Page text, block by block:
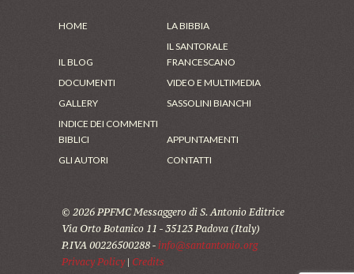
HOME LA BIBBIA
IL BLOG
IL SANTORALE
FRANCESCANO
DOCUMENTI
VIDEO E MULTIMEDIA
GALLERY
SASSOLINI BIANCHI
INDICE DEI COMMENTI
BIBLICI
APPUNTAMENTI
GLI AUTORI
CONTATTI
© 2026 PPFMC Messaggero di S. Antonio Editrice
Via Orto Botanico 11 - 35123 Padova (Italy)
P.IVA 00226500288 - info@santantonio.org
Privacy Policy| Credits